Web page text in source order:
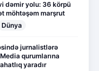
dəmir yolu: 36 körpü
möhtəşəm marşrut
Dünya
jurnalistlərə
qurumlarına
yaradır